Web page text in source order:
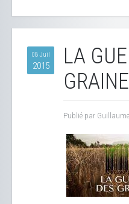
08 Juil
2015
LA
Publié par